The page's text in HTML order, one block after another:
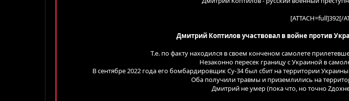
Заголовок 2
Trebuchet MS
[ATTACH=full]392[/
Дмитрий Коптилов участвовал в войне против
Т.е. по факту находился в своем конченом самолете
Незаконно пересек границу с Украиной в
В сентябре 2022 года его бомбардировщик Су-34 был сбит на территории
Оба получили травмы и приземлились на
Дмитрий не умер (пока что, но точно